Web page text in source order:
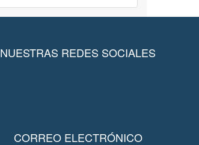
NUESTRAS REDES SOCIALES
CORREO ELECTRÓNICO